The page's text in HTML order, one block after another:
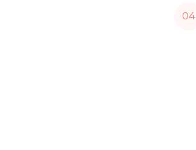
04